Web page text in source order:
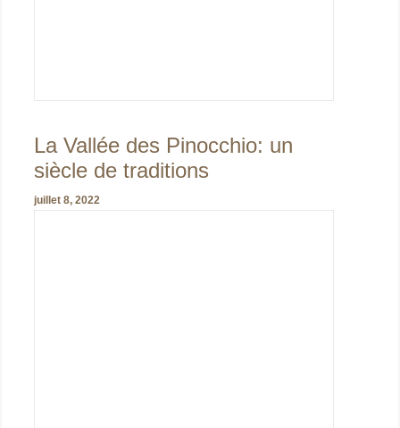
La Vallée des Pinocchio: un
siècle de traditions
juillet 8, 2022